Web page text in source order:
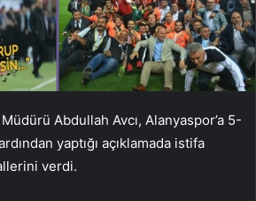
Abdullah Avcı, Alanyaspor’a 5-
yaptığı açıklamada istifa
verdi.